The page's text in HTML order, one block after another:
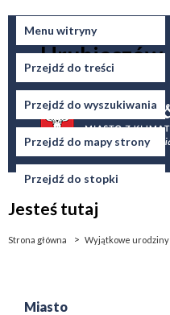
Menu witryny
Przejdź do treści
Przejdź do wyszukiwania
Przejdź do mapy strony
Przejdź do stopki
Miasto
Hrubieszów
Jesteś tutaj
Strona główna Wyjątkowe urodziny
Miasto